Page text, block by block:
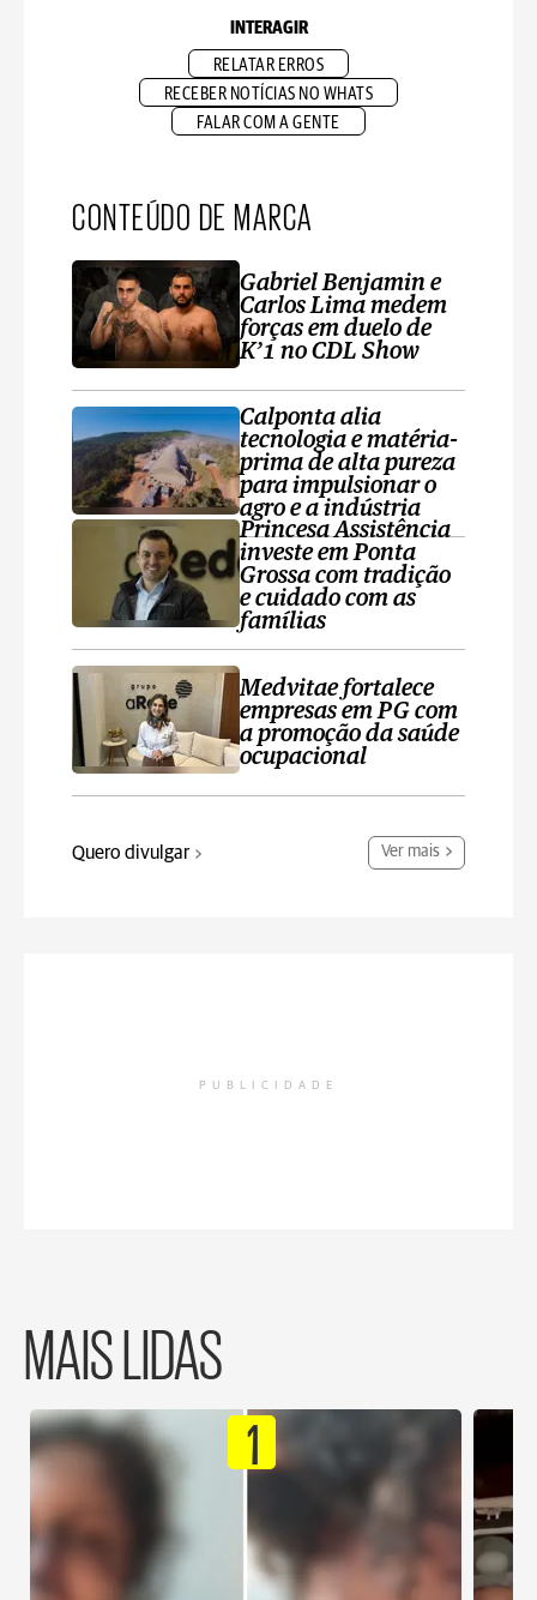
INTERAGIR
RELATAR ERROS
RECEBER NOTÍCIAS NO WHATS
FALAR COM A GENTE
CONTEÚDO DE MARCA
Gabriel Benjamin e
Carlos Lima medem
forças em duelo de
K’1 no CDL Show
Calponta alia
tecnologia e matéria-
prima de alta pureza
para impulsionar o
agro e a indústria
Princesa Assistência
investe em Ponta
Grossa com tradição
e cuidado com as
famílias
Medvitae fortalece
empresas em PG com
a promoção da saúde
ocupacional
Quero divulgar Ver mais
PUBLICIDADE
MAIS LIDAS
1